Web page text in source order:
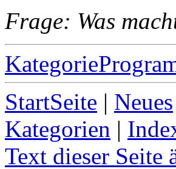
Frage: Was
StartSeite | Neues
Kategorien |
Text dieser Seite